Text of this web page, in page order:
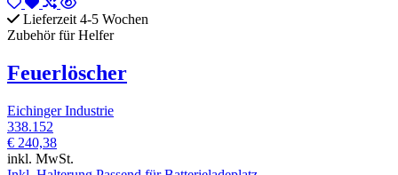
Lieferzeit 4-5 Wochen
Zubehör für Helfer
Feuerlöscher
Eichinger Industrie
338.152
€ 240,38
inkl. MwSt.